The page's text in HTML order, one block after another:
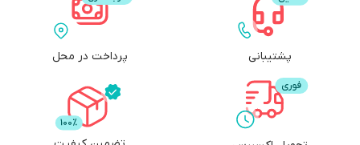
پشتیبانی پرداخت در محل